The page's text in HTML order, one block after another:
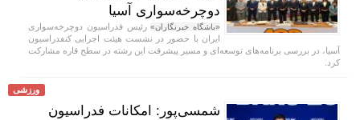
دوچرخه‌سواری آسیا
«باشگاه خبرنگاران»رئیس فدراسیون دوچرخه‌سواری
ایران با حضور در نشست هیئت اجرایی کنفدراسیون
آسیا، در بررسی برنامه‌های توسعه‌ای و مسیر پیشرفت این رشته در سطح قاره مشارکت
کرد.
ورزشی
شمسی‌پور: امکانات فدراسیون